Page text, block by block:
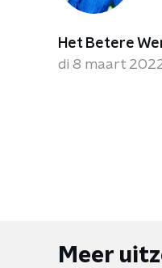
Het Betere
di 8 maart
Meer